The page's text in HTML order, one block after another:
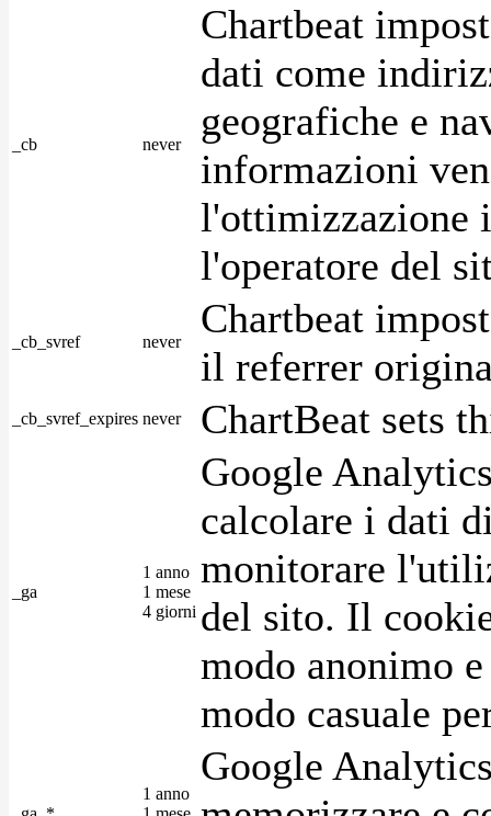
_cb never
Chartbeat
dati come
geografiche e
informazioni
l'ottimizzazione
l'operatore del
_cb_svref never
Chartbeat
il referrer
_cb_svref_expires never ChartBeat sets
_ga
1 anno
1 mese
4 giorni
Google
calcolare i dati
monitorare
del sito. Il
modo anonimo
modo casuale
1 anno
Google